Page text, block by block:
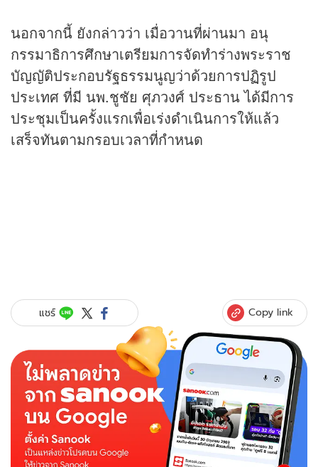
นอกจากนี้ ยังกล่าวว่า เมื่อวานที่ผ่านมา อนุ
กรรมาธิการศึกษาเตรียมการจัดทำร่างพระราช
บัญญัติประกอบรัฐธรรมนูญว่าด้วยการปฏิรูป
ประเทศ ที่มี นพ.ชูชัย ศุภวงศ์ ประธาน ได้มีการ
ประชุมเป็นครั้งแรกเพื่อเร่งดำเนินการให้แล้ว
เสร็จทันตามกรอบเวลาที่กำหนด
แชร์ Copy link